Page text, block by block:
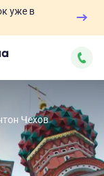
уже в
Чехов